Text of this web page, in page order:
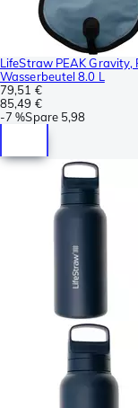
LifeStraw PEAK Gravity,
Wasserbeutel 8.0 L
79,51 €
85,49 €
-7 %Spare 5,98